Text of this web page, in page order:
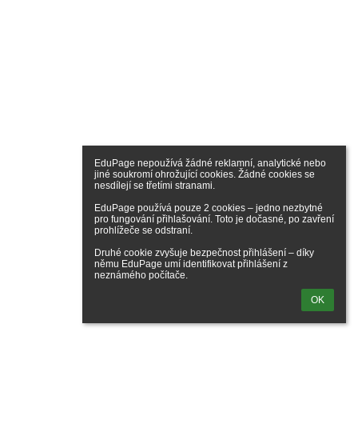
EduPage nepoužívá žádné reklamní, analytické nebo
jiné soukromí ohrožující cookies. Žádné cookies se
nesdílejí se třetími stranami.
EduPage používá pouze 2 cookies – jedno nezbytné
pro fungování přihlašování. Toto je dočasné, po zavření
prohlížeče se odstraní.
Druhé cookie zvyšuje bezpečnost přihlášení – díky
němu EduPage umí identifikovat přihlášení z
neznámého počítače.
OK